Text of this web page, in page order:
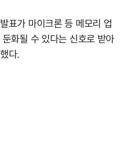
표가 마이크론 등 메모리 업
화될 수 있다는 신호로 받아
다.